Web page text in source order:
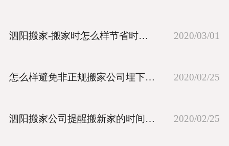
泗阳搬家-搬家时怎么样节省时间呢 2020/03/01
怎么样避免非正规搬家公司埋下的陷阱 2020/02/25
泗阳搬家公司提醒搬新家的时间选定有何讲究呢 2020/02/25